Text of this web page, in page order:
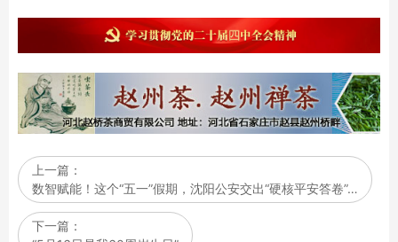
上一篇：
数智赋能！这个“五一”假期，沈阳公安交出“硬核平安答卷”…
下一篇：